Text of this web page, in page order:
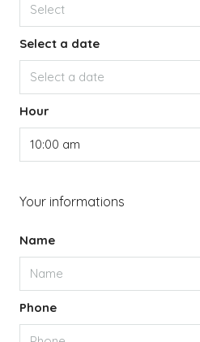
Select
Select a date
Select a date
Hour
10:00 am
Your informations
Name
Phone